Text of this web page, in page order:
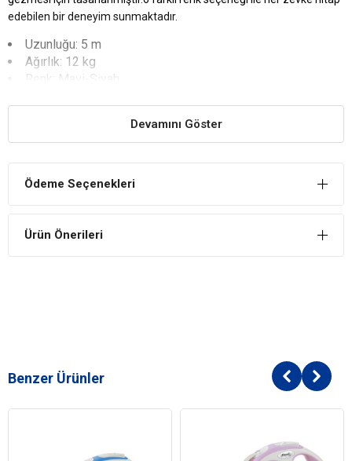
edebilen bir deneyim sunmaktadır.
Uzunluğu: 5 m
Ağırlık: 12 kg
Renk: Mavi-Siyah
DoggieOtomatik Köpek Tasması Soft XS Yararları
Evcil Hayvanı Rahatsız Etmez
Kolay Kullanım
Devamını Göster
Ödeme Seçenekleri
Ürün Önerileri
Benzer Ürünler